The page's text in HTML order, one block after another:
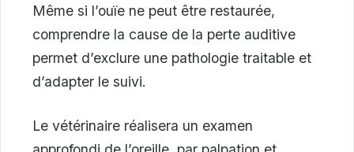
Même si l’ouïe ne peut être restaurée,
comprendre la cause de la perte auditive
permet d’exclure une pathologie traitable et
d’adapter le suivi.
Le vétérinaire réalisera un examen